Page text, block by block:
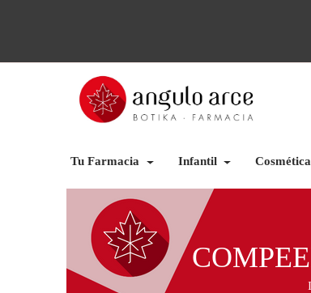
Tu Farmacia Infantil Cosmética